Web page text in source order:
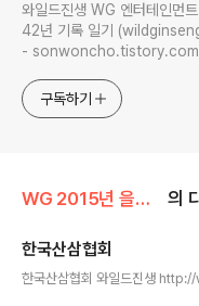
와일드진생 WG 엔터테인먼
42년 기록 일기 (wildginseng.or.kr -
-
구독하기
WG 2015년 을미년 기록 의
한국산삼협회
한국산삼협회 와일드진생